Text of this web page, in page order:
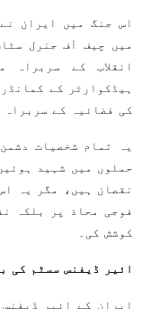
اس جنگ میں ایران
میں چیف آف جنرل
انقلاب کے سربراہ
ہیڈکوارٹر کے
کی فضائیہ کے سربراہ
یہ تمام شخصیات
حملوں میں شہید
نقصان ہیں، مگر یہ
فوجی محاذ پر بلکہ
کوشش کی۔
ائیر ڈیفنس سسٹم کی